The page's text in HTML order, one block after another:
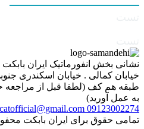
نشانی بخش انفورماتیک ایران
طبقه هم کف (لطفا قبل از مراجعه
به عمل آورید)
09123002274
تمامی حقوق برای ایران بابکت